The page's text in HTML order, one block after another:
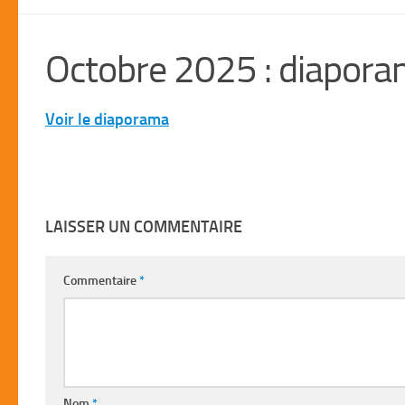
Octobre 2025 :
Voir le diaporama
LAISSER UN COMMENTAIRE
Commentaire*